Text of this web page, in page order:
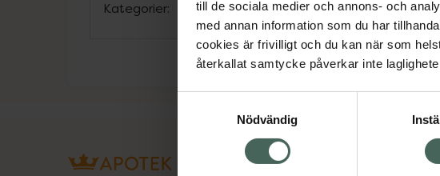
till de sociala medier och annons- och
med annan information som du har
cookies är frivilligt och du kan när som
återkallat samtycke påverkar inte
Nödvändig
Kategorier: